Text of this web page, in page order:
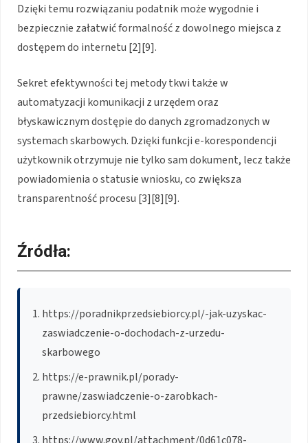
Dzięki temu rozwiązaniu podatnik może wygodnie i
bezpiecznie załatwić formalność z dowolnego miejsca z
dostępem do internetu [2][9].
Sekret efektywności tej metody tkwi także w
automatyzacji komunikacji z urzędem oraz
błyskawicznym dostępie do danych zgromadzonych w
systemach skarbowych. Dzięki funkcji e-korespondencji
użytkownik otrzymuje nie tylko sam dokument, lecz także
powiadomienia o statusie wniosku, co zwiększa
transparentność procesu [3][8][9].
Źródła:
https://poradnikprzedsiebiorcy.pl/-jak-uzyskac-
zaswiadczenie-o-dochodach-z-urzedu-
skarbowego
https://e-prawnik.pl/porady-
prawne/zaswiadczenie-o-zarobkach-
przedsiebiorcy.html
https://www.gov.pl/attachment/0d61c078-